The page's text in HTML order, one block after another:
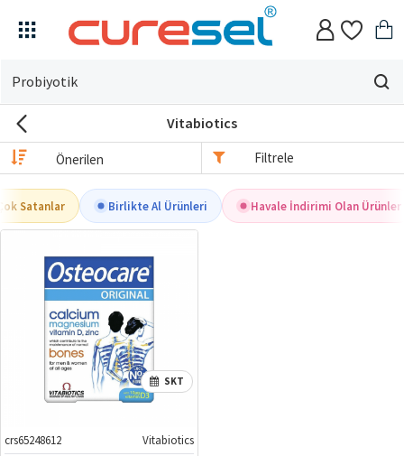
Evin
için
arıyorsun?
Vitabiotics
Filtrele
Satanlar Birlikte Al Ürünleri Havale İndirimi Olan Ürünler
SKT
crs65248612
Vitabiotics